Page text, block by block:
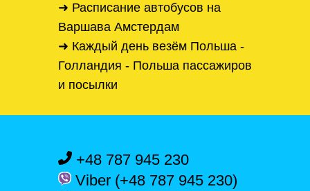
➜ Расписание автобусов на
Варшава Амстердам
➜ Каждый день везём Польша -
Голландия - Польша пассажиров
и посылки
+48 787 945 230
Viber (+48 787 945 230)